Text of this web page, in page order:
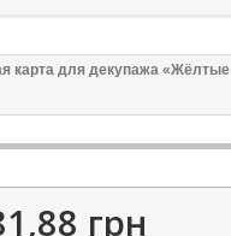
карта для декупажа «Жёлтые
грн